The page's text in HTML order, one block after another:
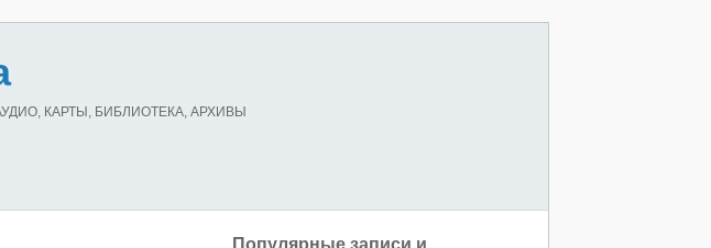
КАРТЫ, БИБЛИОТЕКА, АРХИВЫ
Популярные записи и